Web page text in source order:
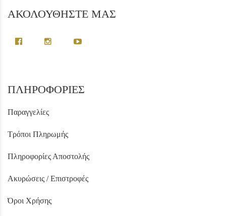
ΑΚΟΛΟΥΘΗΣΤΕ ΜΑΣ
ΠΛΗΡΟΦΟΡΙΕΣ
Παραγγελίες
Τρόποι Πληρωμής
Πληροφορίες Αποστολής
Ακυρώσεις / Επιστροφές
Όροι Χρήσης